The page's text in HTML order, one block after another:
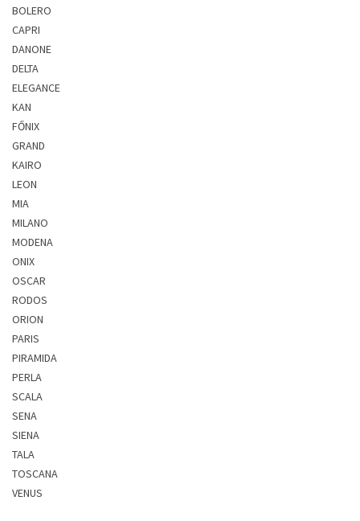
BOLERO
CAPRI
DANONE
DELTA
ELEGANCE
KAN
FŐNIX
GRAND
KAIRO
LEON
MIA
MILANO
MODENA
ONIX
OSCAR
RODOS
ORION
PARIS
PIRAMIDA
PERLA
SCALA
SENA
SIENA
TALA
TOSCANA
VENUS